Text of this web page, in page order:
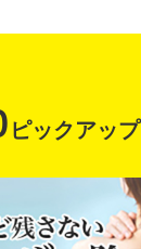
ピックアップ